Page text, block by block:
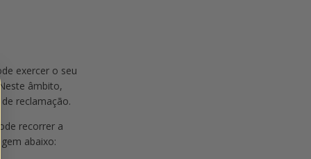
exercer o seu
âmbito,
reclamação.
recorrer a
abaixo: